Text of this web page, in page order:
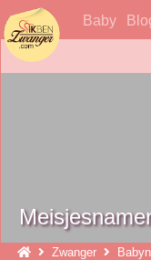
ikbenzwanger
Baby
Zwanger